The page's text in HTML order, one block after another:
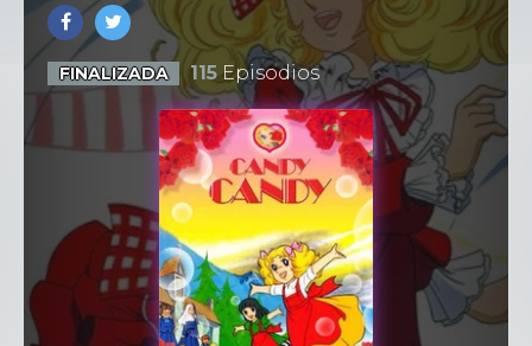
FINALIZADA 115Episodios